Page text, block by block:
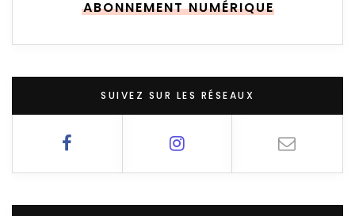
ABONNEMENT NUMÉRIQUE
SUIVEZ SUR LES RÉSEAUX